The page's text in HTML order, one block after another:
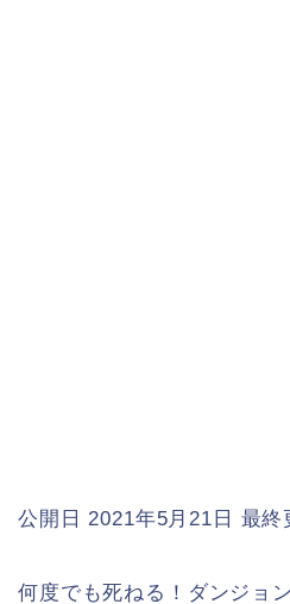
公開日 2021年5月21日 最終
何度でも死ねる！ダンジョ